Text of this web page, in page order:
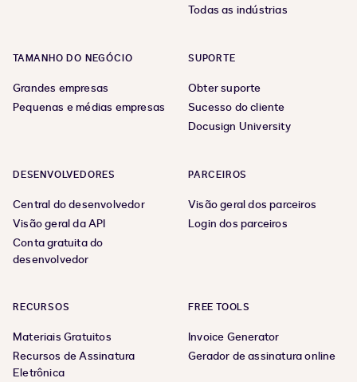
Todas as indústrias
TAMANHO DO NEGÓCIO
Grandes empresas
Pequenas e médias empresas
SUPORTE
Obter suporte
Sucesso do cliente
Docusign University
DESENVOLVEDORES
Central do desenvolvedor
Visão geral da API
Conta gratuita do
desenvolvedor
PARCEIROS
Visão geral dos parceiros
Login dos parceiros
RECURSOS
Materiais Gratuitos
Recursos de Assinatura
Eletrônica
FREE TOOLS
Invoice Generator
Gerador de assinatura online